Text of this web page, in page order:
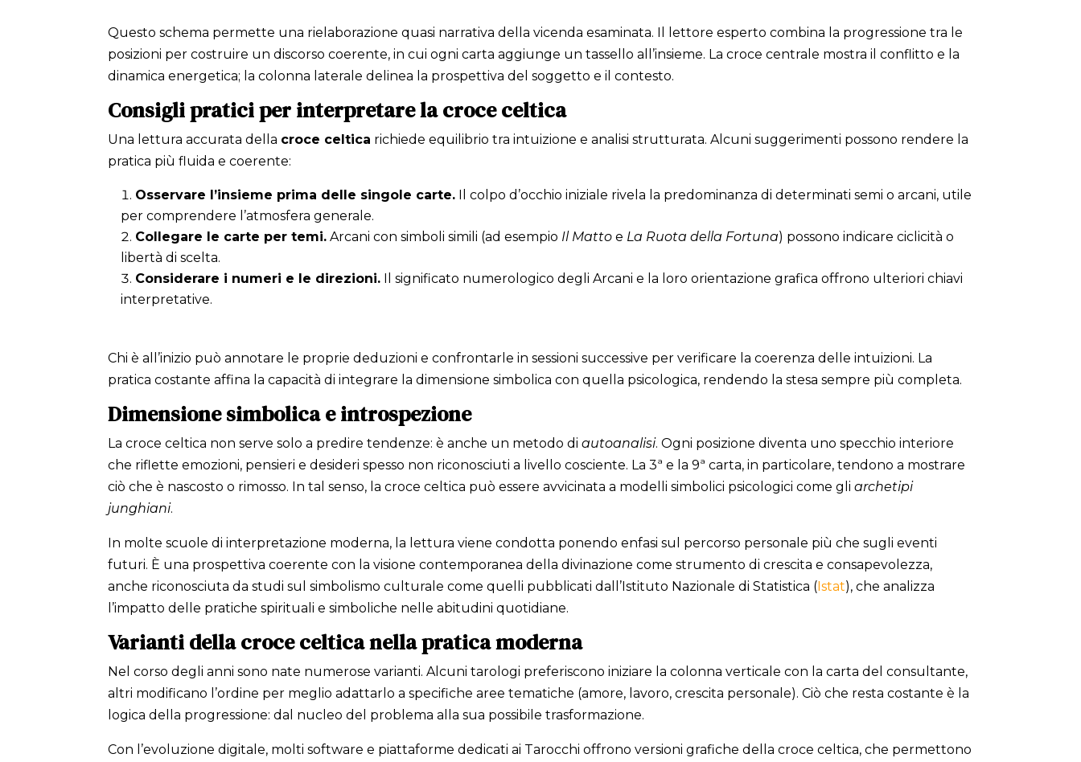
Questo schema permette una rielaborazione quasi narrativa della vicenda esaminata. Il lettore esperto combina la progressione tra le
posizioni per costruire un discorso coerente, in cui ogni carta aggiunge un tassello all’insieme. La croce centrale mostra il conflitto e la
dinamica energetica; la colonna laterale delinea la prospettiva del soggetto e il contesto.
Consigli pratici per interpretare la croce celtica
Una lettura accurata della croce celtica richiede equilibrio tra intuizione e analisi strutturata. Alcuni suggerimenti possono rendere la
pratica più fluida e coerente:
Osservare l’insieme prima delle singole carte. Il colpo d’occhio iniziale rivela la predominanza di determinati semi o arcani, utile
per comprendere l’atmosfera generale.
Collegare le carte per temi. Arcani con simboli simili (ad esempio Il Matto e La Ruota della Fortuna) possono indicare ciclicità o
libertà di scelta.
Considerare i numeri e le direzioni. Il significato numerologico degli Arcani e la loro orientazione grafica offrono ulteriori chiavi
interpretative.
Chi è all’inizio può annotare le proprie deduzioni e confrontarle in sessioni successive per verificare la coerenza delle intuizioni. La
pratica costante affina la capacità di integrare la dimensione simbolica con quella psicologica, rendendo la stesa sempre più completa.
Dimensione simbolica e introspezione
La croce celtica non serve solo a predire tendenze: è anche un metodo diautoanalisi. Ogni posizione diventa uno specchio interiore
che riflette emozioni, pensieri e desideri spesso non riconosciuti a livello cosciente. La 3ª e la 9ª carta, in particolare, tendono a mostrare
ciò che è nascosto o rimosso. In tal senso, la croce celtica può essere avvicinata a modelli simbolici psicologici come gliarchetipi
junghiani.
In molte scuole di interpretazione moderna, la lettura viene condotta ponendo enfasi sul percorso personale più che sugli eventi
futuri. È una prospettiva coerente con la visione contemporanea della divinazione come strumento di crescita e consapevolezza,
anche riconosciuta da studi sul simbolismo culturale come quelli pubblicati dall’Istituto Nazionale di Statistica (Istat), che analizza
l’impatto delle pratiche spirituali e simboliche nelle abitudini quotidiane.
Varianti della croce celtica nella pratica moderna
Nel corso degli anni sono nate numerose varianti. Alcuni tarologi preferiscono iniziare la colonna verticale con la carta del consultante,
altri modificano l’ordine per meglio adattarlo a specifiche aree tematiche (amore, lavoro, crescita personale). Ciò che resta costante è la
logica della progressione: dal nucleo del problema alla sua possibile trasformazione.
Con l’evoluzione digitale, molti software e piattaforme dedicati ai Tarocchi offrono versioni grafiche della croce celtica, che permettono